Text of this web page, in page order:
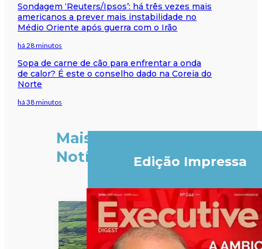
Sondagem ‘Reuters/Ipsos’: há três vezes mais
americanos a prever mais instabilidade no
Médio Oriente após guerra com o Irão
há 28 minutos
Sopa de carne de cão para enfrentar a onda
de calor? É este o conselho dado na Coreia do
Norte
há 38 minutos
Mais
Notícias
Edição Impressa